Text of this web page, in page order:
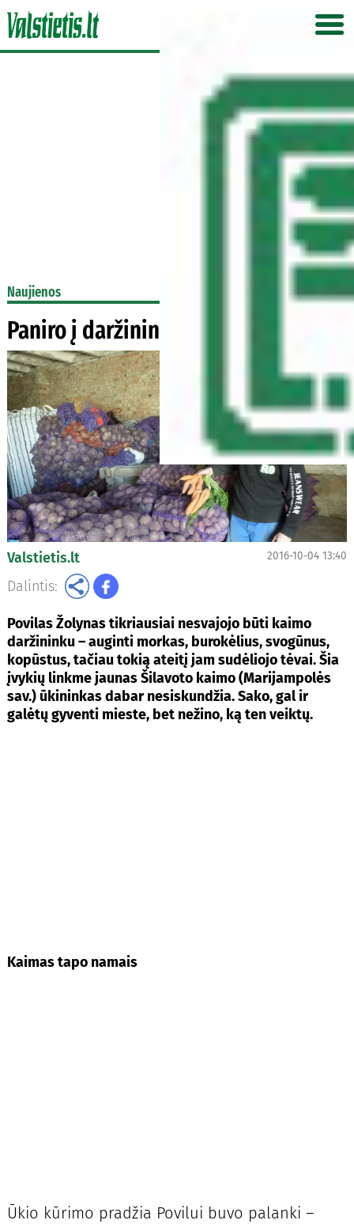
Naujienos
Paniro į daržininkystės paslaptis
Valstietis.lt 2016-10-04 13:40
Dalintis:
Povilas Žolynas tikriausiai nesvajojo būti kaimo
daržininku – auginti morkas, burokėlius, svogūnus,
kopūstus, tačiau tokią ateitį jam sudėliojo tėvai. Šia
įvykių linkme jaunas Šilavoto kaimo (Marijampolės
sav.) ūkininkas dabar nesiskundžia. Sako, gal ir
galėtų gyventi mieste, bet nežino, ką ten veiktų.
Kaimas tapo namais
Ūkio kūrimo pradžia Povilui buvo palanki –